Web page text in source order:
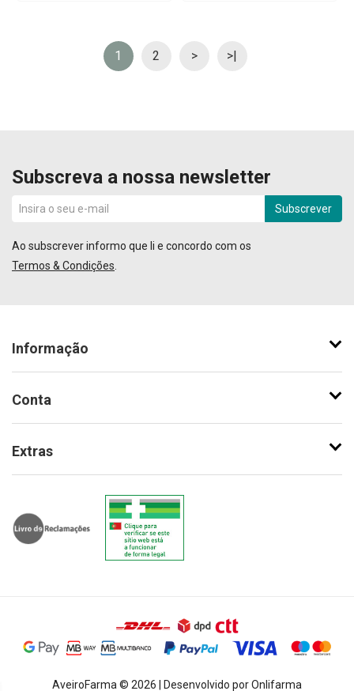
1 2 > >|
Subscreva a nossa newsletter
Subscrever
Ao subscrever informo que li e concordo com os
Termos & Condições
Informação
Conta
Extras
AveiroFarma © 2026 | Desenvolvido por Onlifarma